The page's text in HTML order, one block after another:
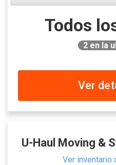
Todos
2en la
Ver
U-Haul Moving &
Ver inventario